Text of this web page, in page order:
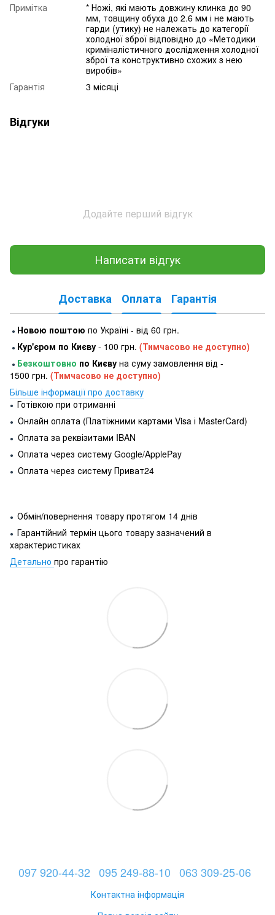
Примітка
* Ножі, які мають довжину клинка до 90
мм, товщину обуха до 2.6 мм і не мають
гарди (утику) не належать до категорії
холодної зброї відповідно до «Методики
криміналістичного дослідження холодної
зброї та конструктивно схожих з нею
виробів»
Гарантія
3 місяці
Відгуки
Додайте перший відгук
Написати відгук
Доставка Оплата Гарантія
● Новою поштою по Україні - від 60 грн.
● Кур'єром по Києву - 100 грн. (Тимчасово не доступно)
● Безкоштовно по Києву на суму замовлення від -
1500 грн. (Тимчасово не доступно)
Більше інформації про доставку
● Готівкою при отриманні
● Онлайн оплата (Платіжними картами Visa і MasterCard)
● Оплата за реквізитами IBAN
● Оплата через систему Google/ApplePay
● Оплата через систему Приват24
● Обмін/повернення товару протягом 14 днів
● Гарантійний термін цього товару зазначений в
характеристиках
Детально про гарантію
097 920-44-32 095 249-88-10 063 309-25-06
Контактна інформація